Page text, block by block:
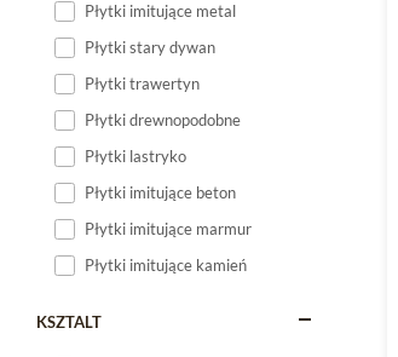
Płytki imitujące metal
Płytki stary dywan
Płytki trawertyn
Płytki drewnopodobne
Płytki lastryko
Płytki imitujące beton
Płytki imitujące marmur
Płytki imitujące kamień
KSZTALT